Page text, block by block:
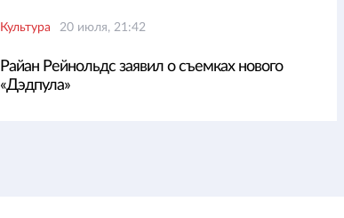
Культура 20 июля, 21:42
Райан Рейнольдс заявил о съемках нового
«Дэдпула»